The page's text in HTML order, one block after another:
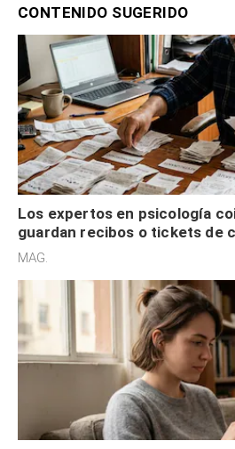
CONTENIDO SUGERIDO
Los expertos en psicología
guardan recibos o tickets de
son acumuladores, sino que
MAG.